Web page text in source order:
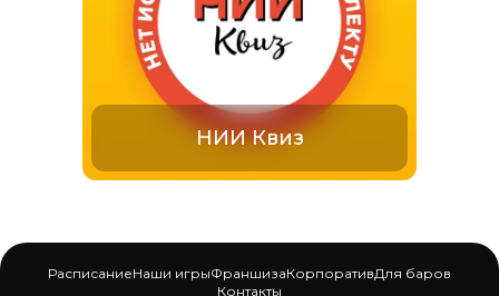
НИИ Квиз
РасписаниеНаши игрыФраншизаКорпоративДля баров
Контакты